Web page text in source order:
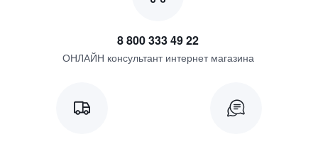
8 800 333 49 22
ОНЛАЙН консультант интернет магазина